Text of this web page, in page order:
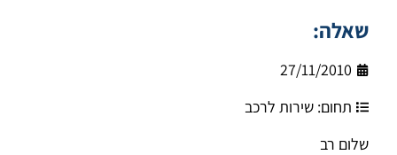
שאלה:
27/11/2010
תחום: שירות לרכב
שלום רב